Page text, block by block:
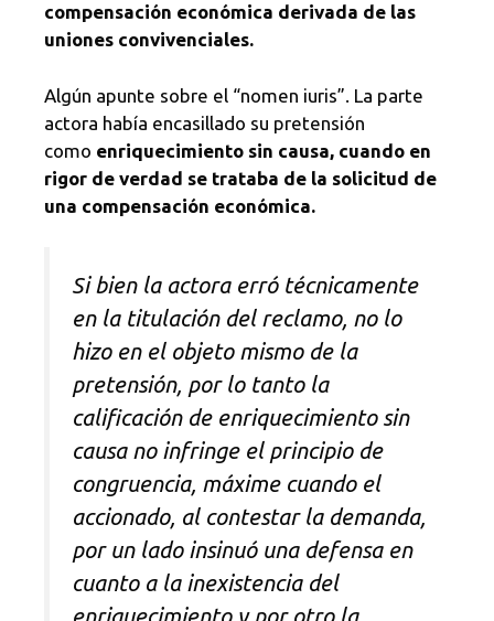
compensación económica derivada de las
uniones convivenciales.
Algún apunte sobre el “nomen iuris”. La parte
actora había encasillado su pretensión
como enriquecimiento sin causa, cuando en
rigor de verdad se trataba de la solicitud de
una compensación económica.
Si bien la actora erró técnicamente
en la titulación del reclamo, no lo
hizo en el objeto mismo de la
pretensión, por lo tanto la
calificación de enriquecimiento sin
causa no infringe el principio de
congruencia, máxime cuando el
accionado, al contestar la demanda,
por un lado insinuó una defensa en
cuanto a la inexistencia del